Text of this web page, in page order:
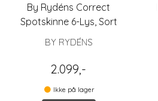
By Rydéns Correct
Spotskinne 6-Lys, Sort
BY RYDÉNS
2.099,-
Ikke på lager